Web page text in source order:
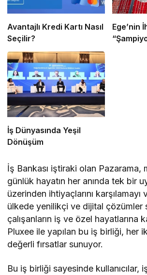
Avantajlı Kredi Kartı Nasıl
Seçilir?
Ege’nin
İş Dünyasında Yeşil
Dönüşüm
İş Bankası iştiraki olan Pazarama,
günlük hayatın her anında tek bir
üzerinden ihtiyaçlarını karşılamayı
ülkede yenilikçi ve dijital çözümler
çalışanların iş ve özel hayatlarına
Pluxee ile yapılan bu iş birliği, her
değerli fırsatlar sunuyor.
Bu iş birliği sayesinde kullanıcılar,